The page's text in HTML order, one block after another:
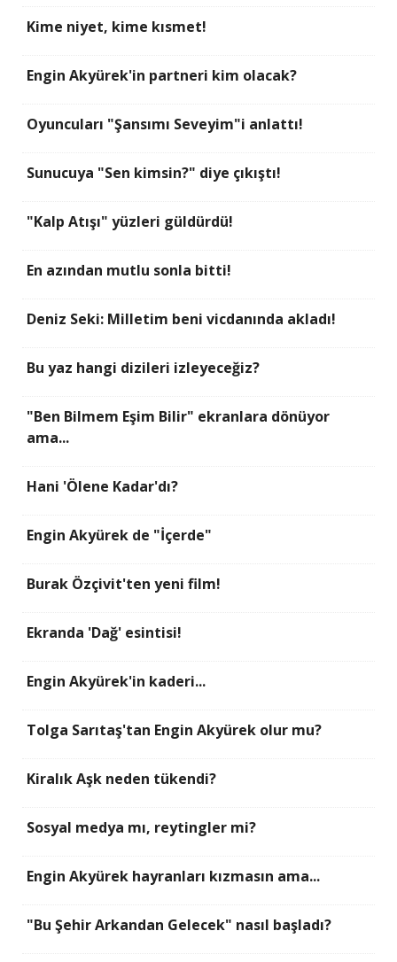
Kime niyet, kime kısmet!
Engin Akyürek'in partneri kim olacak?
Oyuncuları "Şansımı Seveyim"i anlattı!
Sunucuya "Sen kimsin?" diye çıkıştı!
"Kalp Atışı" yüzleri güldürdü!
En azından mutlu sonla bitti!
Deniz Seki: Milletim beni vicdanında akladı!
Bu yaz hangi dizileri izleyeceğiz?
"Ben Bilmem Eşim Bilir" ekranlara dönüyor
ama...
Hani 'Ölene Kadar'dı?
Engin Akyürek de "İçerde"
Burak Özçivit'ten yeni film!
Ekranda 'Dağ' esintisi!
Engin Akyürek'in kaderi...
Tolga Sarıtaş'tan Engin Akyürek olur mu?
Kiralık Aşk neden tükendi?
Sosyal medya mı, reytingler mi?
Engin Akyürek hayranları kızmasın ama...
"Bu Şehir Arkandan Gelecek" nasıl başladı?